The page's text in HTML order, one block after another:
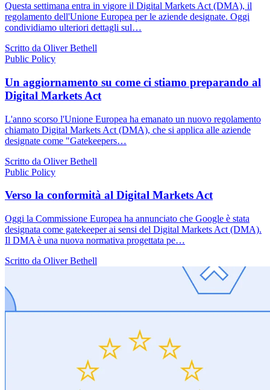
Questa settimana entra in vigore il Digital Markets Act (DMA), il
regolamento dell'Unione Europea per le aziende designate. Oggi
condividiamo ulteriori dettagli sul…
Scritto da Oliver Bethell
Public Policy
Un aggiornamento su come ci stiamo preparando al
Digital Markets Act
L'anno scorso l'Unione Europea ha emanato un nuovo regolamento
chiamato Digital Markets Act (DMA), che si applica alle aziende
designate come "Gatekeepers…
Scritto da Oliver Bethell
Public Policy
Verso la conformità al Digital Markets Act
Oggi la Commissione Europea ha annunciato che Google è stata
designata come gatekeeper ai sensi del Digital Markets Act (DMA).
Il DMA è una nuova normativa progettata pe…
Scritto da Oliver Bethell